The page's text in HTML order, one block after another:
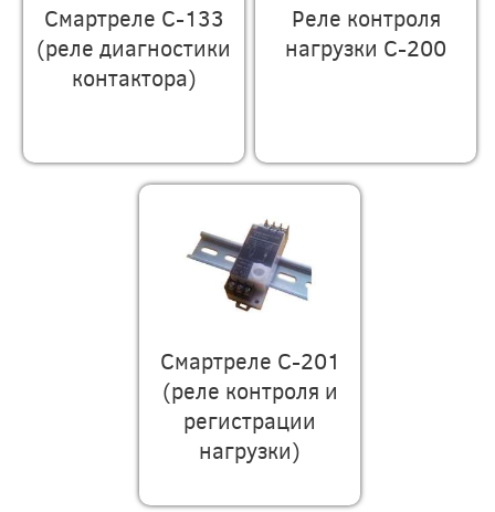
Смартреле С-133
(реле диагностики
контактора)
Реле контроля
нагрузки С-200
Смартреле С-201
(реле контроля и
регистрации
нагрузки)